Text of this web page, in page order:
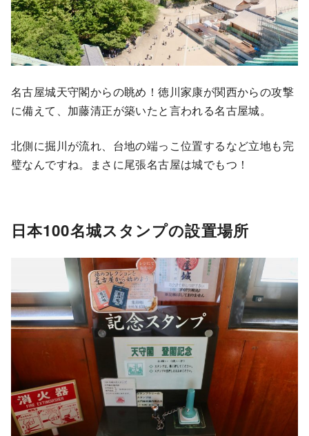
名古屋城天守閣からの眺め！徳川家康が関西からの攻撃
に備えて、加藤清正が築いたと言われる名古屋城。
北側に掘川が流れ、台地の端っこ位置するなど立地も完
璧なんですね。まさに尾張名古屋は城でもつ！
日本100名城スタンプの設置場所